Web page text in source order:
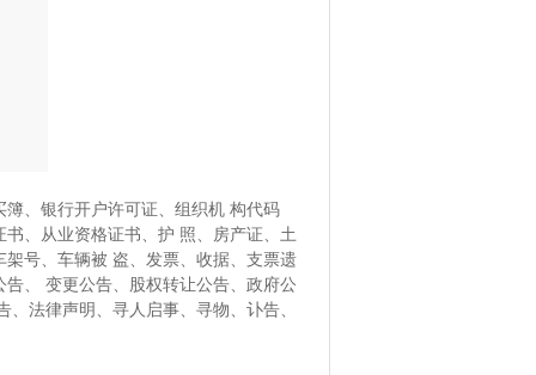
、银行开户许可证、组织机 构代码
、从业资格证书、护 照、房产证、土
号、车辆被 盗、发票、收据、支票遗
、 变更公告、股权转让公告、政府公
法律声明、寻人启事、寻物、讣告、